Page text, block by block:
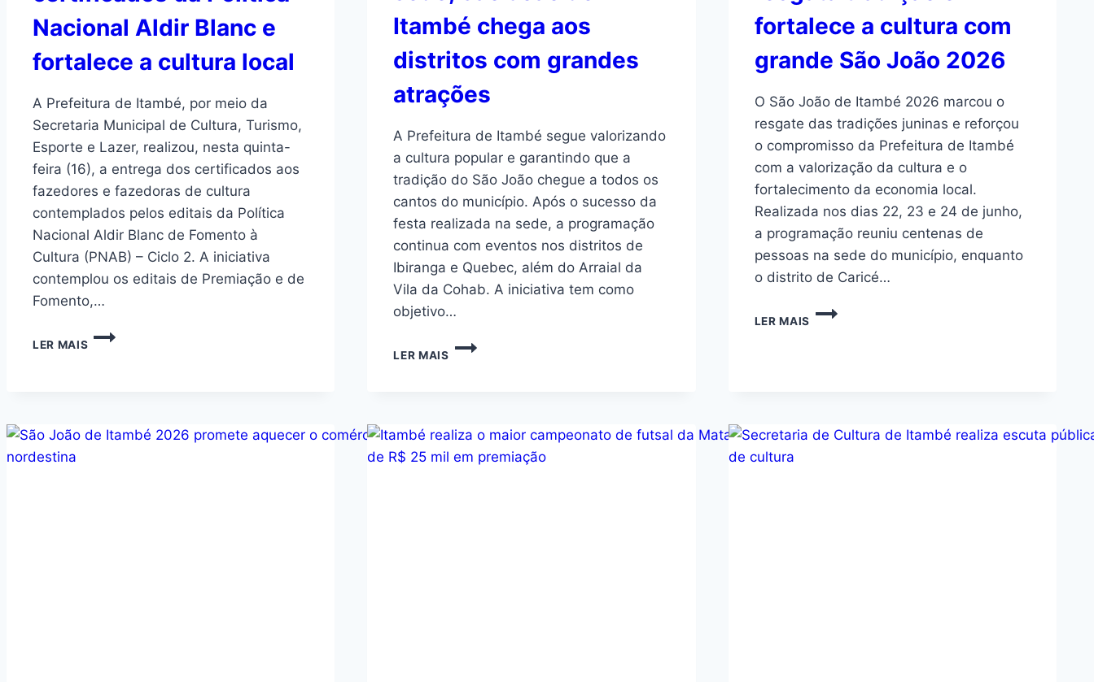
Nacional Aldir Blanc e
fortalece a cultura local
A Prefeitura de Itambé, por meio da
Secretaria Municipal de Cultura, Turismo,
Esporte e Lazer, realizou, nesta quinta-
feira (16), a entrega dos certificados aos
fazedores e fazedoras de cultura
contemplados pelos editais da Política
Nacional Aldir Blanc de Fomento à
Cultura (PNAB) – Ciclo 2. A iniciativa
contemplou os editais de Premiação e de
Fomento,…
LER MAIS
Itambé chega aos
distritos com grandes
atrações
A Prefeitura de Itambé segue valorizando
a cultura popular e garantindo que a
tradição do São João chegue a todos os
cantos do município. Após o sucesso da
festa realizada na sede, a programação
continua com eventos nos distritos de
Ibiranga e Quebec, além do Arraial da
Vila da Cohab. A iniciativa tem como
objetivo…
LER MAIS
fortalece a cultura com
grande São João 2026
O São João de Itambé 2026 marcou o
resgate das tradições juninas e reforçou
o compromisso da Prefeitura de Itambé
com a valorização da cultura e o
fortalecimento da economia local.
Realizada nos dias 22, 23 e 24 de junho,
a programação reuniu centenas de
pessoas na sede do município, enquanto
o distrito de Caricé…
LER MAIS